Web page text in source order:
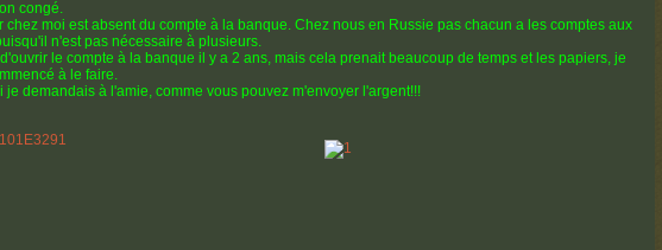
congé.
chez moi est absent du compte à la banque. Chez nous en Russie pas chacun a les comptes aux
n'est pas nécessaire à plusieurs.
le compte à la banque il y a 2 ans, mais cela prenait beaucoup de temps et les papiers, je
à le faire.
je demandais à l'amie, comme vous pouvez m'envoyer l'argent!!!